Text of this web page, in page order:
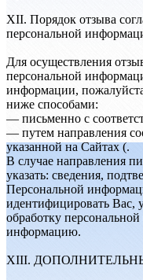
XII. Порядок отзыва
персональной
Для осуществления
персональной
информации,
ниже способами:
— письменно с
— путем направления
указанной на Сайтах (.
В случае направления
указать: сведения,
Персональной
идентифицировать Вас,
обработку
информацию.
XIII.